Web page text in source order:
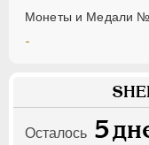
Монеты и Медали
-
Осталось 5